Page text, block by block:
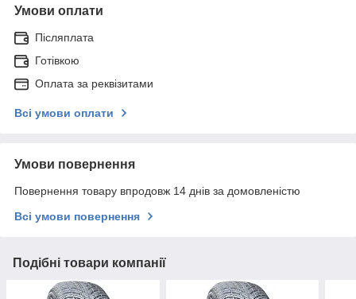
Умови оплати
Післяплата
Готівкою
Оплата за реквізитами
Всі умови оплати
Умови повернення
Повернення товару впродовж 14 днів за домовленістю
Всі умови повернення
Подібні товари компанії